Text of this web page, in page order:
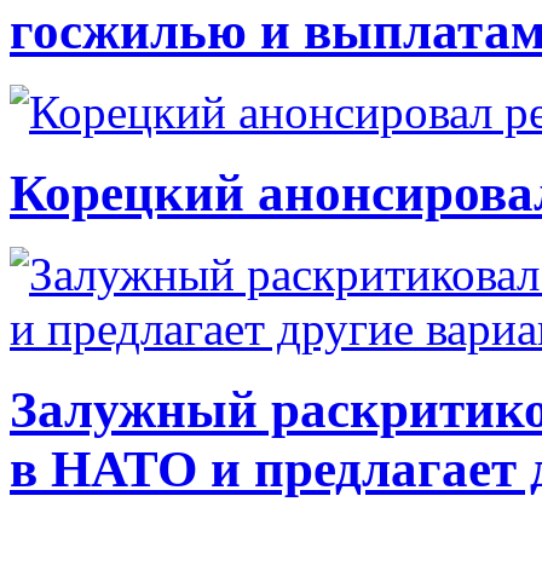
госжилью и
Корецкий
Залужный
в НАТО и предлагает